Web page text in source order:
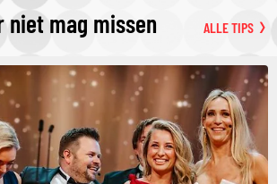
niet mag missen ALLE TIPS